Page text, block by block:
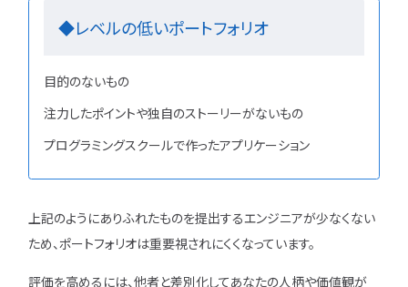
◆レベルの低いポートフォリオ
目的のないもの
注力したポイントや独自のストーリーがないもの
プログラミングスクールで作ったアプリケーション
上記のようにありふれたものを提出するエンジニアが少なくない
ため、ポートフォリオは重要視されにくくなっています。
評価を高めるには、他者と差別化してあなたの人柄や価値観が